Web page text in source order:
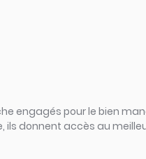
engagés pour le bien
ils donnent accès au